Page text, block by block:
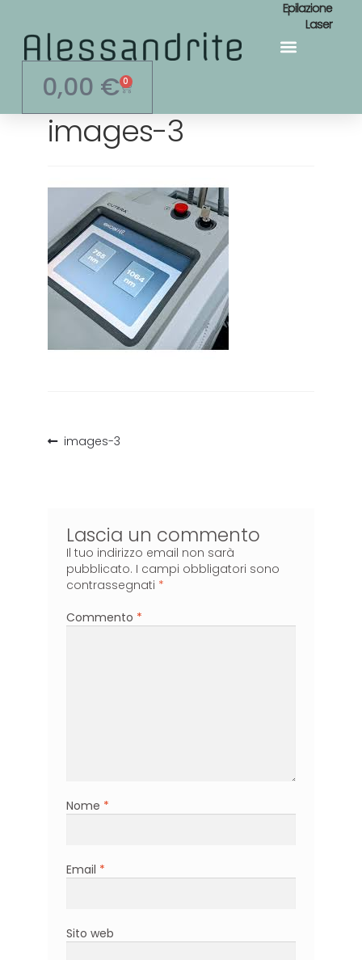
Epilazione
Laser
0,00 € 0
images-3
images-3
Lascia un commento
Il tuo indirizzo email non sarà
pubblicato. I campi obbligatori sono
contrassegnati *
Commento *
Nome *
Email *
Sito web